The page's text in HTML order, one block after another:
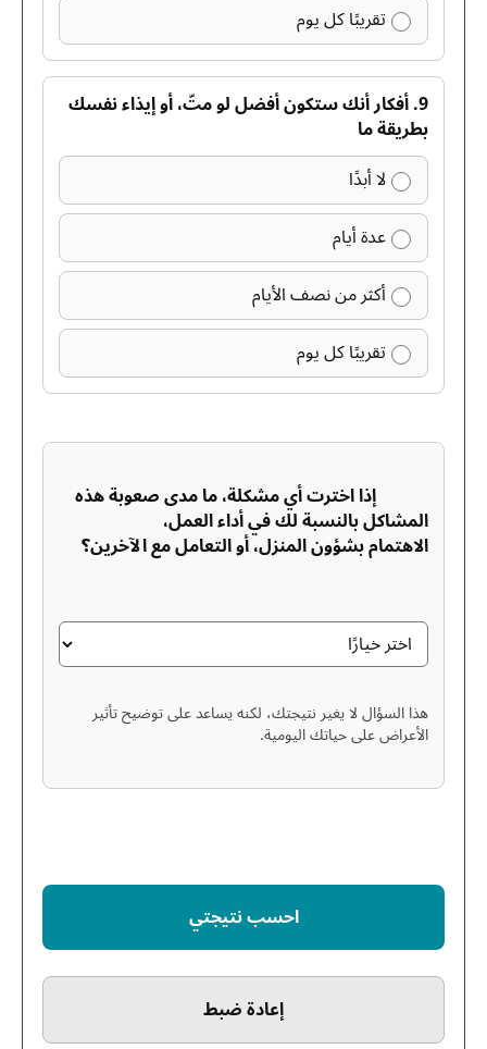
تقريبًا كل يوم
9. أفكار أنك ستكون أفضل لو متّ، أو إيذاء نفسك
بطريقة ما
لا أبدًا
عدة أيام
أكثر من نصف الأيام
تقريبًا كل يوم
إذا اخترت أي مشكلة، ما مدى صعوبة هذه
المشاكل بالنسبة لك في أداء العمل،
الاهتمام بشؤون المنزل، أو التعامل مع الآخرين؟
هذا السؤال لا يغير نتيجتك، لكنه يساعد على توضيح تأثير
الأعراض على حياتك اليومية.
احسب نتيجتي
إعادة ضبط